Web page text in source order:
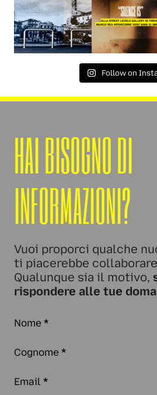
Follow on
HAI BISOGNO DI
INFORMAZIONI?
Vuoi proporci qualche
ti piacerebbe
Qualunque sia il motivo,
rispondere alle tue
Nome *
Cognome *
Email *